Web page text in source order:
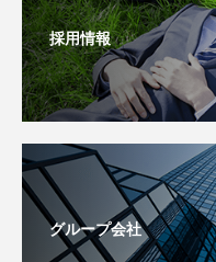
採用情報
グループ会社